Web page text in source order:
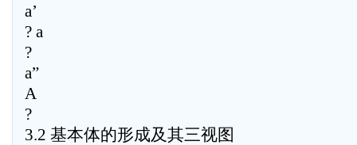
a’
? a
?
a”
A
?
3.2 基本体的形成及其三视图